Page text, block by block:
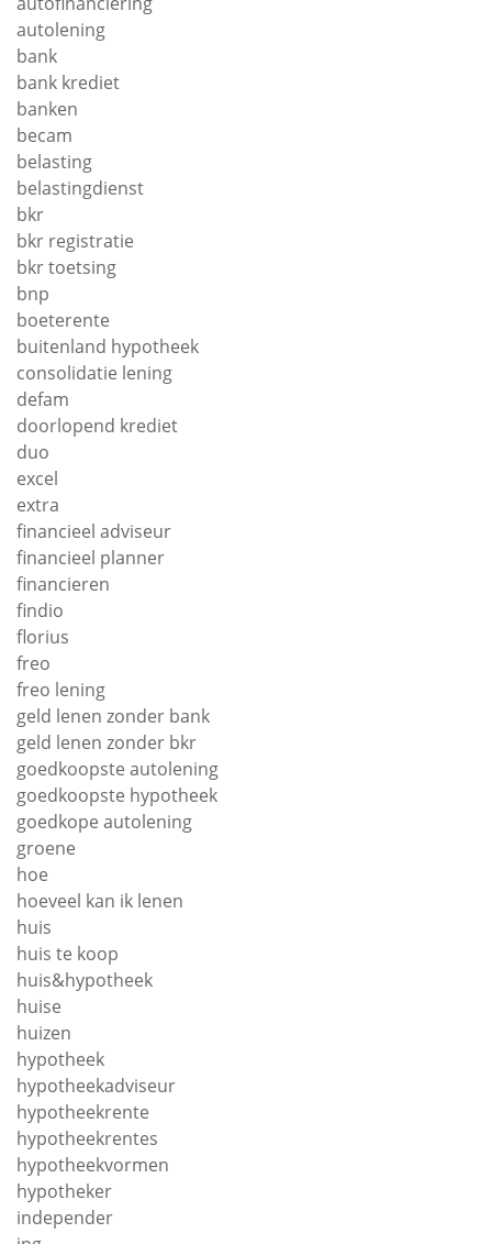
autolening
bank
bank krediet
banken
becam
belasting
belastingdienst
bkr
bkr registratie
bkr toetsing
bnp
boeterente
buitenland hypotheek
consolidatie lening
defam
doorlopend krediet
duo
excel
extra
financieel adviseur
financieel planner
financieren
findio
florius
freo
freo lening
geld lenen zonder bank
geld lenen zonder bkr
goedkoopste autolening
goedkoopste hypotheek
goedkope autolening
groene
hoe
hoeveel kan ik lenen
huis
huis te koop
huis&hypotheek
huise
huizen
hypotheek
hypotheekadviseur
hypotheekrente
hypotheekrentes
hypotheekvormen
hypotheker
independer